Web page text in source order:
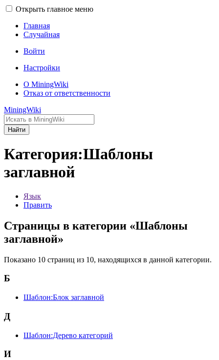
Открыть главное меню
Главная
Случайная
Войти
Настройки
О MiningWiki
Отказ от ответственности
MiningWiki
Найти
Категория:Шаблоны
заглавной
Язык
Править
Страницы в категории «Шаблоны
заглавной»
Показано 10 страниц из 10, находящихся в данной категории.
Б
Шаблон:Блок заглавной
Д
Шаблон:Дерево категорий
И